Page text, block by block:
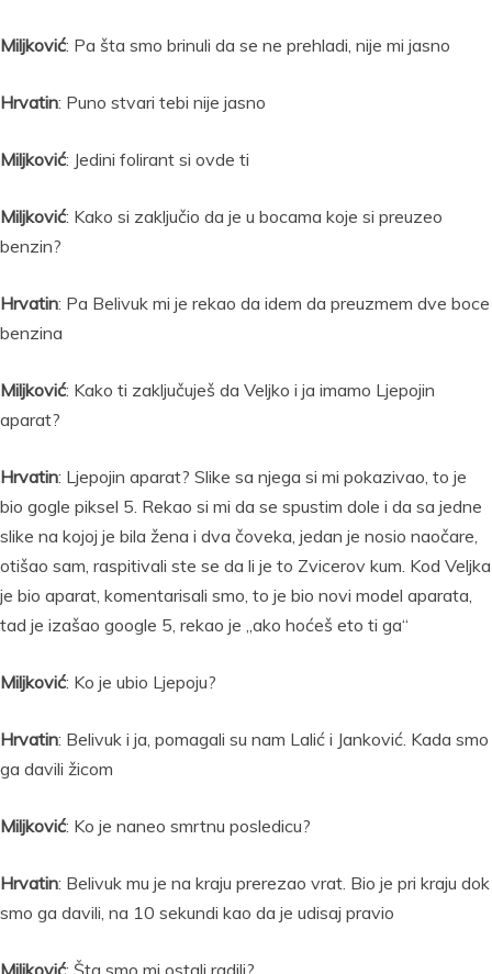
Miljković: Pa šta smo brinuli da se ne prehladi, nije mi jasno
Hrvatin: Puno stvari tebi nije jasno
Miljković: Jedini folirant si ovde ti
Miljković: Kako si zaključio da je u bocama koje si preuzeo
benzin?
Hrvatin: Pa Belivuk mi je rekao da idem da preuzmem dve boce
benzina
Miljković: Kako ti zaključuješ da Veljko i ja imamo Ljepojin
aparat?
Hrvatin: Ljepojin aparat? Slike sa njega si mi pokazivao, to je
bio gogle piksel 5. Rekao si mi da se spustim dole i da sa jedne
slike na kojoj je bila žena i dva čoveka, jedan je nosio naočare,
otišao sam, raspitivali ste se da li je to Zvicerov kum. Kod Veljka
je bio aparat, komentarisali smo, to je bio novi model aparata,
tad je izašao google 5, rekao je „ako hoćeš eto ti ga“
Miljković: Ko je ubio Ljepoju?
Hrvatin: Belivuk i ja, pomagali su nam Lalić i Janković. Kada smo
ga davili žicom
Miljković: Ko je naneo smrtnu posledicu?
Hrvatin: Belivuk mu je na kraju prerezao vrat. Bio je pri kraju dok
smo ga davili, na 10 sekundi kao da je udisaj pravio
Miljković: Šta smo mi ostali radili?